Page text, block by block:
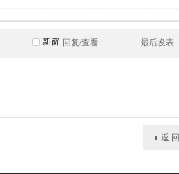
新窗 回复/查看 最后发表
返 回